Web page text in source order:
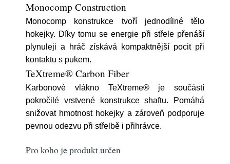
Monocomp Construction
Monocomp konstrukce tvoří jednodílné tělo
hokejky. Díky tomu se energie při střele přenáší
plynuleji a hráč získává kompaktnější pocit při
kontaktu s pukem.
TeXtreme® Carbon Fiber
Karbonové vlákno TeXtreme® je součástí
pokročilé vrstvené konstrukce shaftu. Pomáhá
snižovat hmotnost hokejky a zároveň podporuje
pevnou odezvu při střelbě i přihrávce.
Pro koho je produkt určen